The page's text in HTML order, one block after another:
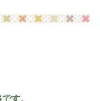
す。